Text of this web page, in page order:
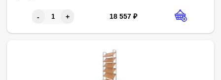
химическим и механическим воздействиям. На свободных
концах труб установлены заглушки из ударопрочных
- + 18 557 ₽